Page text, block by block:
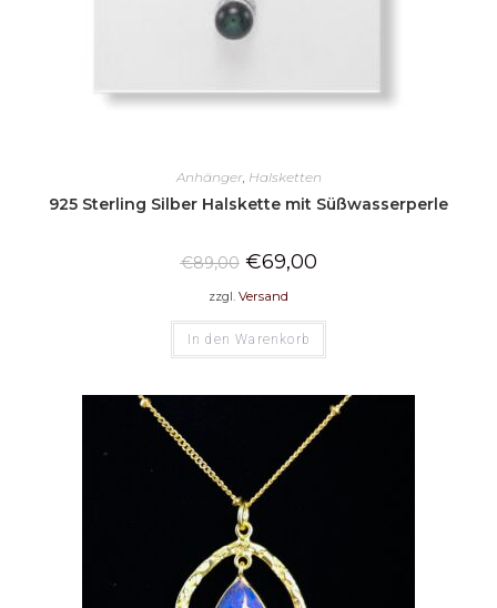
Anhänger, Halsketten
925 Sterling Silber Halskette mit Süßwasserperle
€89,00 €69,00
zzgl. Versand
In den Warenkorb